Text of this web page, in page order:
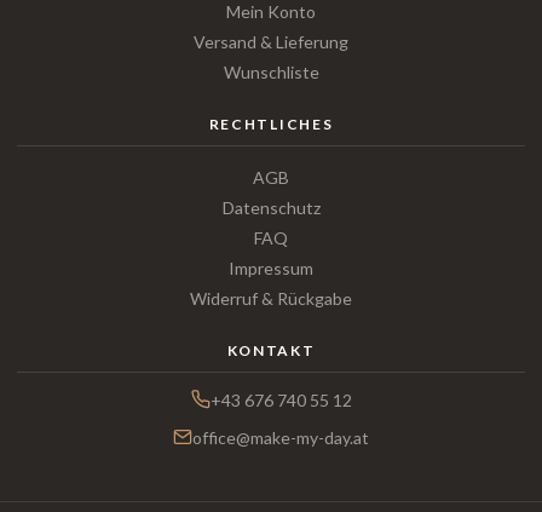
Mein Konto
Versand & Lieferung
Wunschliste
RECHTLICHES
AGB
Datenschutz
FAQ
Impressum
Widerruf & Rückgabe
KONTAKT
+43 676 740 55 12
office@make-my-day.at